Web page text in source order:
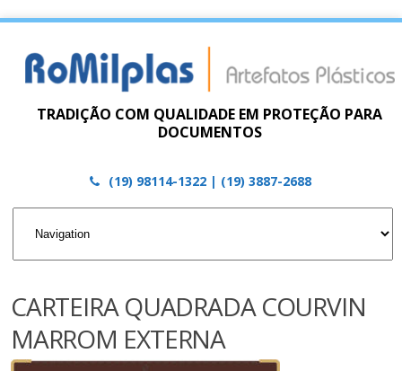
TRADIÇÃO COM QUALIDADE EM PROTEÇÃO PARA
DOCUMENTOS
(19) 98114-1322 | (19) 3887-2688
CARTEIRA QUADRADA COURVIN
MARROM EXTERNA